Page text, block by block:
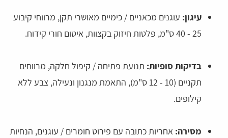
עיגון: עוגנים מכאניים / כימיים מאושרי תקן, מרווחי קיבוע
25 - 40 ס"מ, פלטות חיזוק בקצוות, איטום חורי קידוח.
בדיקות סופיות: תנועת פתיחה / קיפול חלקה, מרווחים
תקניים (10 - 12 ס"מ), התאמת מנגנון ונעילה, צבע ללא
קילופים.
מסירה: אחריות כתובה עם פירוט חומרים / עוגנים, הנחיות